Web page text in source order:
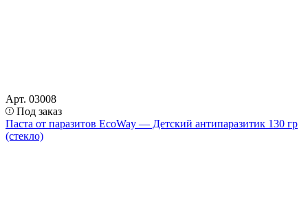
Арт. 03008
Под заказ
Паста от паразитов EcoWay — Детский антипаразитик 130 гр
(стекло)